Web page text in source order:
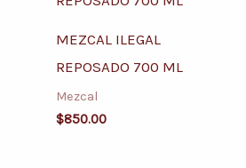
MEZCAL ILEGAL
REPOSADO 700 ML
Mezcal
$850.00